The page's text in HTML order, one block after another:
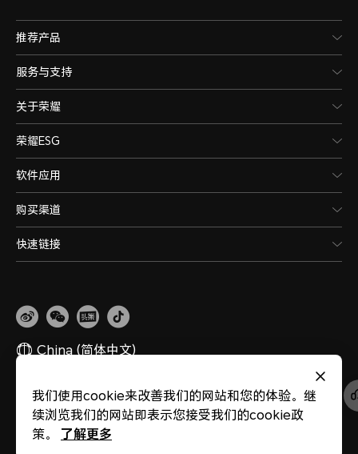
4G网络制式副卡
4G网络制式 移动4G（TD-LTE/
4G（LTE FDD）/电信 4G（
LTE/LTE FDD）
备注：4G网络使用，需要根据运营商
确定是否支持。
3G网络制式主卡
3G网络制式副卡
2G网络制式主卡
推荐产品
服务与支持
关于荣耀
荣耀ESG
软件应用
购买渠道
快速链接
China (简体中文)
网站地图 隐私政策 使用条款 关于cookies 法律信息 除名查询
版权所有 © 荣耀终端股份有限公司 2020-2026 保留一切权利。
粤公网安备
我们使用cookie来改善我们的网站和您的体验。继
续浏览我们的网站即表示您接受我们的cookie政
策。
了解更多